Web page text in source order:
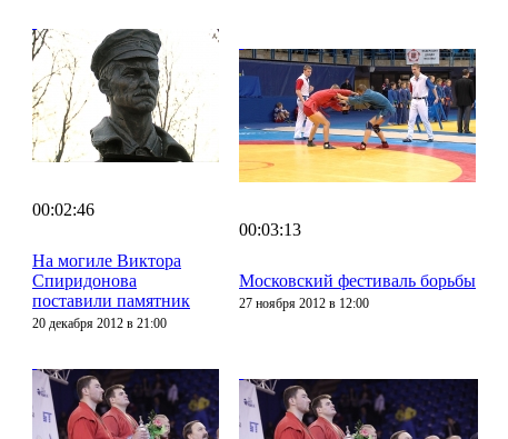
00:02:46
На могиле Виктора
Спиридонова
поставили памятник
20 декабря 2012 в 21:00
00:03:13
Московский фестиваль борьбы
27 ноября 2012 в 12:00